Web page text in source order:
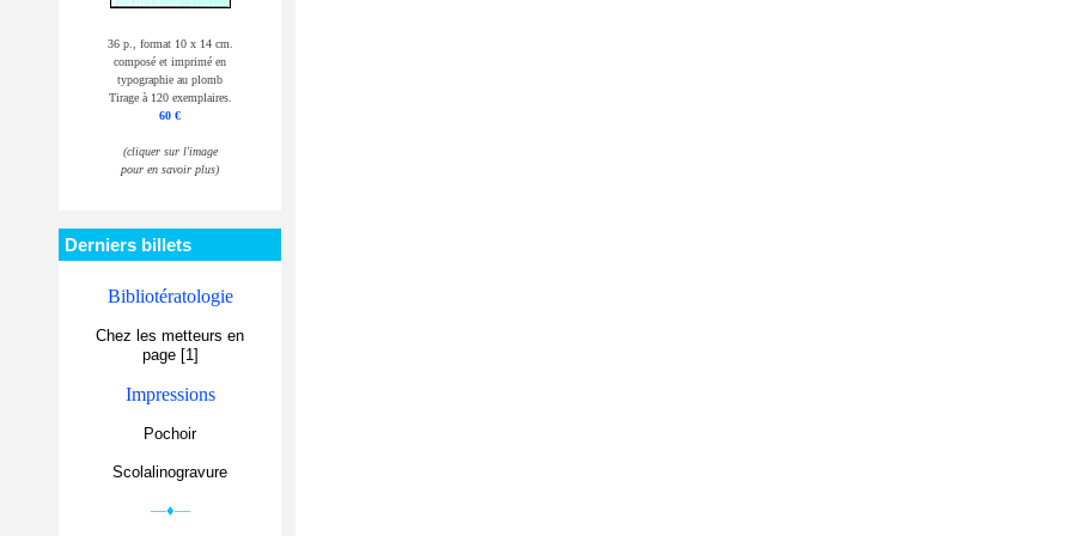
36 p., format 10 x 14 cm.
composé et imprimé en
typographie au plomb
Tirage à 120 exemplaires.
60 €
(cliquer sur l'image
pour en savoir plus)
Derniers billets
Bibliotératologie
Chez les metteurs en
page [1]
Impressions
Pochoir
Scolalinogravure
—♦—